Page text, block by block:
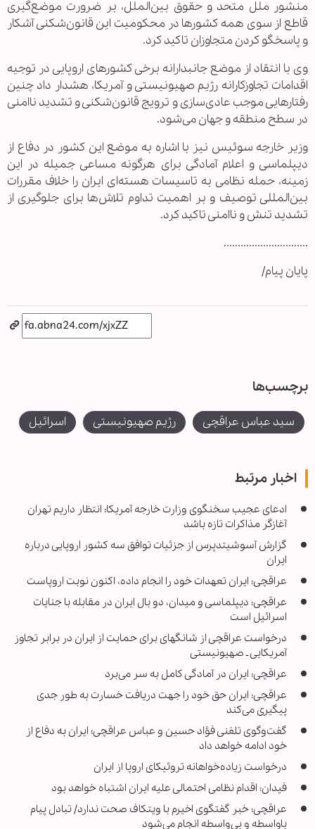
منشور ملل متحد و حقوق بین‌الملل، بر ضرورت موضع‌گیری
قاطع از سوی همه کشورها در محکومیت این قانون‌شکنی آشکار
و پاسخگو کردن متجاوزان تاکید کرد.
وی با انتقاد از موضع جانبدارانه برخی کشورهای اروپایی در توجیه
اقدامات تجاوزکارانه رژیم صهیونیستی و آمریکا، هشدار داد چنین
رفتارهایی موجب عادی‌سازی و ترویج قانون‌شکنی و تشدید ناامنی
در سطح منطقه و جهان می‌شود.
وزیر خارجه سوئیس نیز با اشاره به موضع این کشور در دفاع از
دیپلماسی و اعلام آمادگی برای هرگونه مساعی جمیله در این
زمینه، حمله نظامی به تاسیسات هسته‌ای ایران را خلاف مقررات
بین‌المللی توصیف و بر اهمیت تداوم تلاش‌ها برای جلوگیری از
تشدید تنش و ناامنی تاکید کرد.
..............................
پایان پیام/
برچسب‌ها
سید عباس عراقچی رژیم صهیونیستی اسرائیل
اخبار مرتبط
ادعای عجیب سخنگوی وزارت خارجه آمریکا: انتظار داریم تهران
آغازگر مذاکرات تازه باشد
گزارش آسوشیتدپرس از جزئیات توافق سه کشور اروپایی درباره
ایران
عراقچی: ایران تعهدات خود را انجام داده، اکنون نوبت اروپاست
عراقچی: دیپلماسی و میدان، دو بال ایران در مقابله با جنایات
اسرائیل است
درخواست عراقچی از شانگهای برای حمایت از ایران در برابر تجاوز
آمریکایی ـ صهیونیستی
عراقچی: ایران در آمادگی کامل به سر می‌برد
عراقچی: ایران حق خود را جهت دریافت خسارت به طور جدی
پیگیری می‌کند
گفت‌وگوی تلفنی فؤاد حسین و عباس عراقچی؛ ایران به دفاع از
خود ادامه خواهد داد
درخواست زیاده‌خواهانه تروئیکای اروپا از ایران
فیدان: اقدام نظامی احتمالی علیه ایران اشتباه خواهد بود
عراقچی: خبر گفتگوی اخیرم با ویتکاف صحت ندارد/ تبادل پیام
باواسطه و بی‌واسطه انجام می‌شود